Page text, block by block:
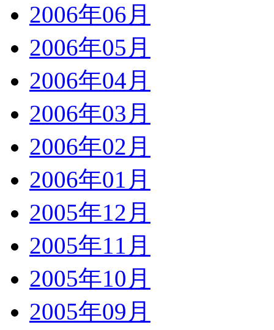
2006年06月
2006年05月
2006年04月
2006年03月
2006年02月
2006年01月
2005年12月
2005年11月
2005年10月
2005年09月